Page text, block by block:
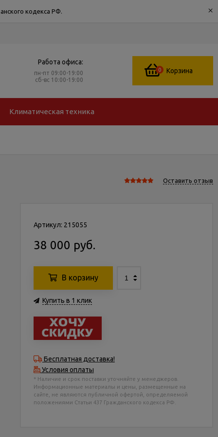
кодекса РФ. ×
Работа офиса:
пн-пт 09:00-19:00
сб-вс 10:00-19:00
0 Корзина
Климатическая техника
Оставить отзыв
Артикул: 215055
38 000 руб.
В корзину
Купить в 1 клик
Бесплатная доставка!
Условия оплаты
* Наличие и срок поставки уточняйте у менеджеров.
Информационные материалы и цены, размещенные на
сайте, не являются публичной офертой, определяемой
положениями Статьи 437 Гражданского кодекса РФ.